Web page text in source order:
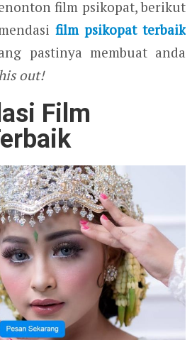
film psikopat, berikut
film psikopat terbaik
pastinya membuat anda
out!
Film